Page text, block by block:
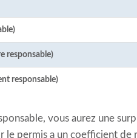
responsable)
responsable)
vous aurez une
permis a un coefficient de